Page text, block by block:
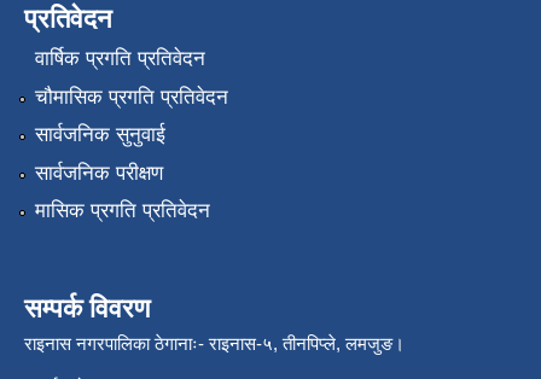
प्रतिवेदन
वार्षिक प्रगति प्रतिवेदन
चौमासिक प्रगति प्रतिवेदन
सार्वजनिक सुनुवाई
सार्वजनिक परीक्षण
मासिक प्रगति प्रतिवेदन
सम्पर्क विवरण
राइनास नगरपालिका ठेगानाः- राइनास-५, तीनपिप्ले, लमजुङ।